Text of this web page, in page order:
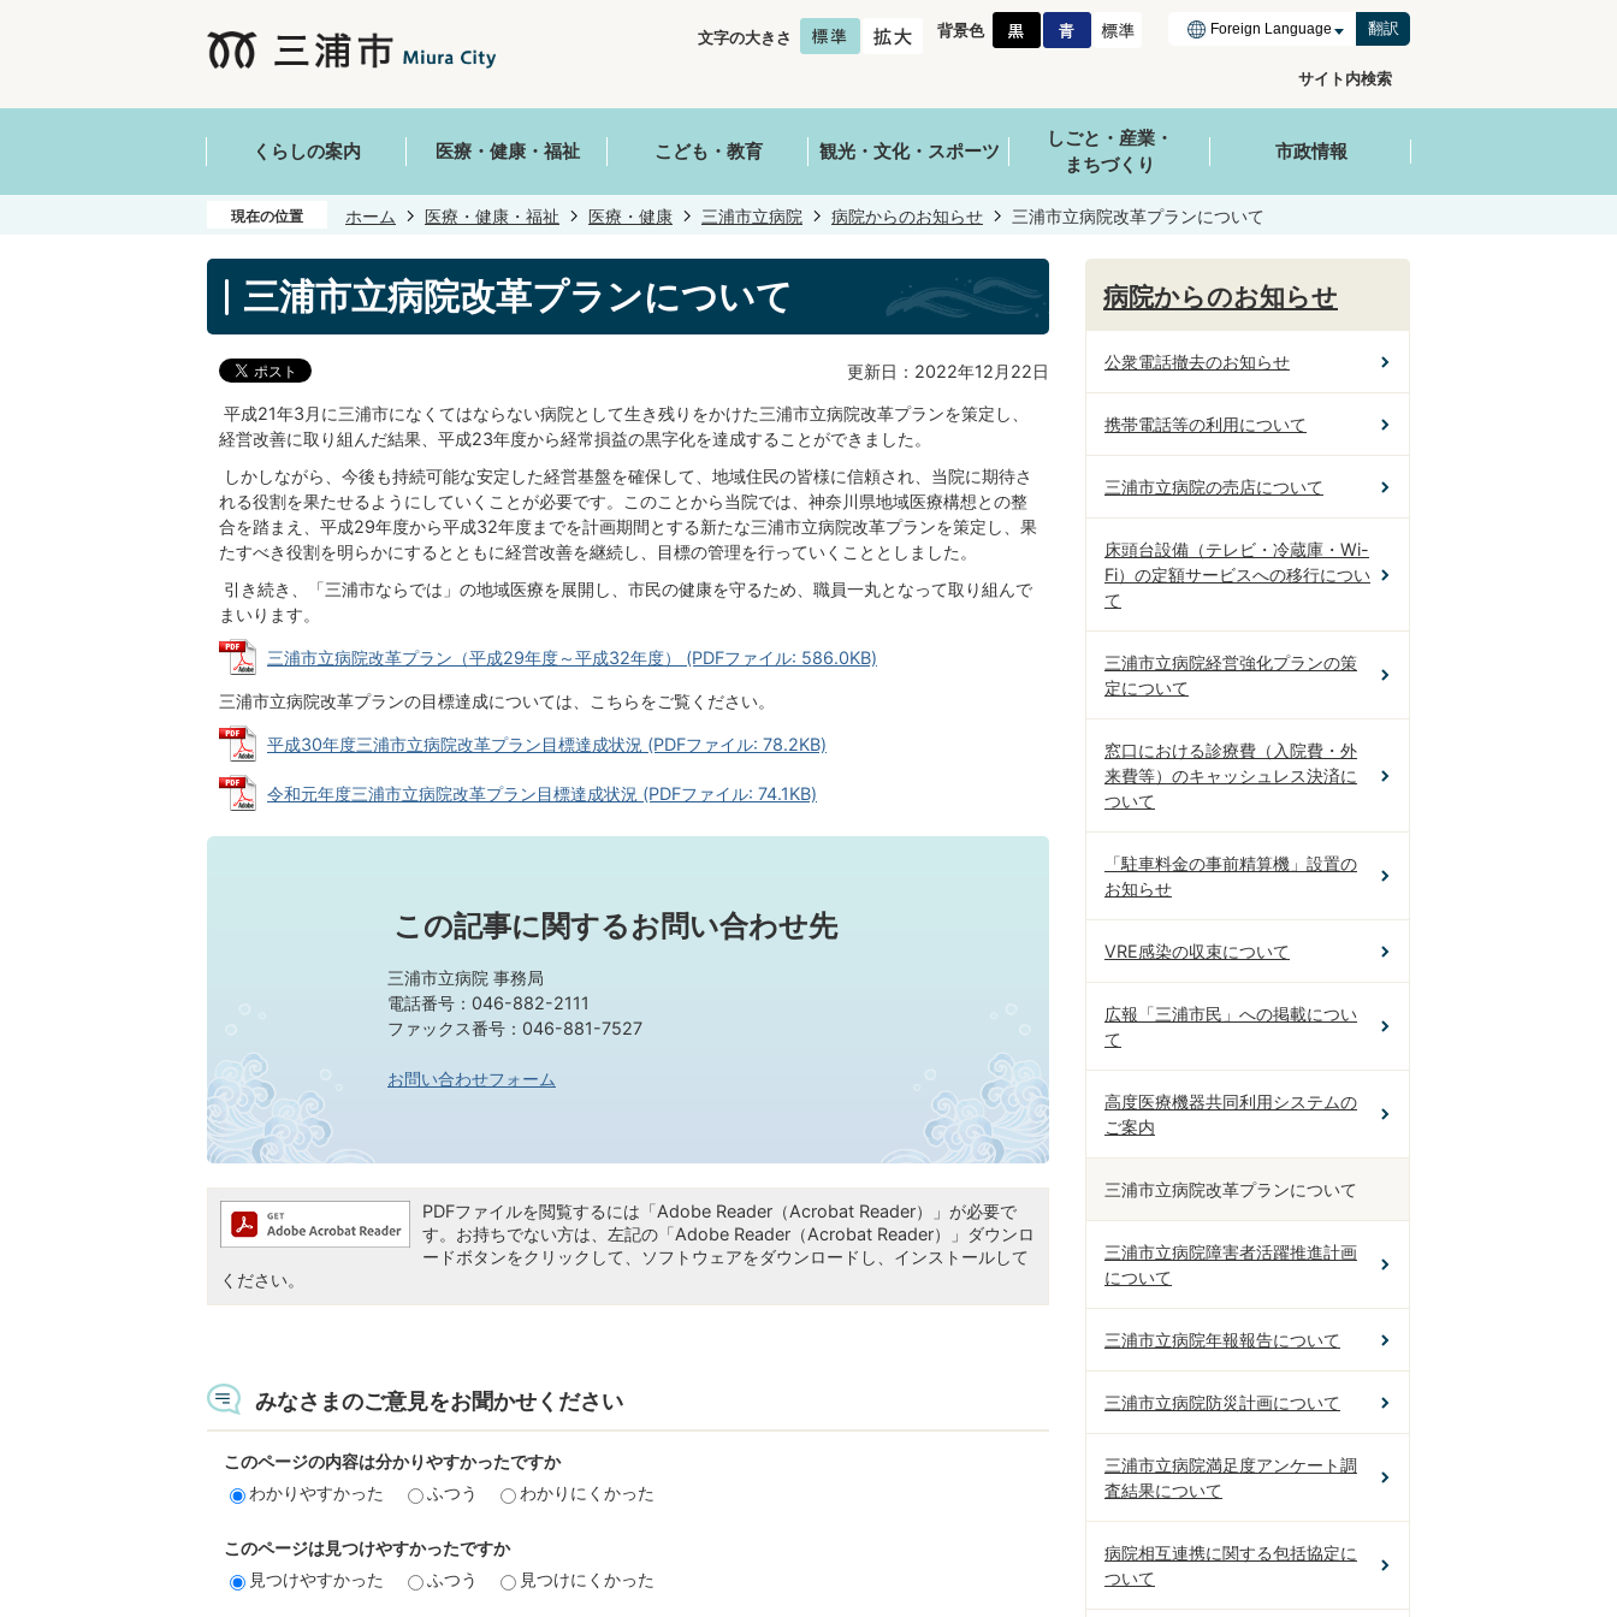
文字の大きさ 背景色 翻訳
サイト内検索
くらしの案内 医療・健康・福祉 こども・教育 観光・文化・スポーツ
しごと・産業・
まちづくり
市政情報
現在の位置 ホーム 医療・健康・福祉 医療・健康 三浦市立病院 病院からのお知らせ 三浦市立病院改革プランについて
三浦市立病院改革プランについて
更新日：2022年12月22日
平成21年3月に三浦市になくてはならない病院として生き残りをかけた三浦市立病院改革プランを策定し、
経営改善に取り組んだ結果、平成23年度から経常損益の黒字化を達成することができました。
しかしながら、今後も持続可能な安定した経営基盤を確保して、地域住民の皆様に信頼され、当院に期待さ
れる役割を果たせるようにしていくことが必要です。このことから当院では、神奈川県地域医療構想との整
合を踏まえ、平成29年度から平成32年度までを計画期間とする新たな三浦市立病院改革プランを策定し、果
たすべき役割を明らかにするとともに経営改善を継続し、目標の管理を行っていくこととしました。
引き続き、「三浦市ならでは」の地域医療を展開し、市民の健康を守るため、職員一丸となって取り組んで
まいります。
三浦市立病院改革プラン（平成29年度～平成32年度） (PDFファイル: 586.0KB)
三浦市立病院改革プランの目標達成については、こちらをご覧ください。
平成30年度三浦市立病院改革プラン目標達成状況 (PDFファイル: 78.2KB)
令和元年度三浦市立病院改革プラン目標達成状況 (PDFファイル: 74.1KB)
この記事に関するお問い合わせ先
三浦市立病院 事務局
電話番号：046-882-2111
ファックス番号：046-881-7527
お問い合わせフォーム
PDFファイルを閲覧するには「Adobe Reader（Acrobat Reader）」が必要で
す。お持ちでない方は、左記の「Adobe Reader（Acrobat Reader）」ダウンロ
ードボタンをクリックして、ソフトウェアをダウンロードし、インストールして
ください。
みなさまのご意見をお聞かせください
このページの内容は分かりやすかったですか
わかりやすかった
ふつう わかりにくかった
このページは見つけやすかったですか
見つけやすかった
ふつう 見つけにくかった
病院からのお知らせ
公衆電話撤去のお知らせ
携帯電話等の利用について
三浦市立病院の売店について
床頭台設備（テレビ・冷蔵庫・Wi-
Fi）の定額サービスへの移行につい
て
三浦市立病院経営強化プランの策
定について
窓口における診療費（入院費・外
来費等）のキャッシュレス決済に
ついて
「駐車料金の事前精算機」設置の
お知らせ
VRE感染の収束について
広報「三浦市民」への掲載につい
て
高度医療機器共同利用システムの
ご案内
三浦市立病院改革プランについて
三浦市立病院障害者活躍推進計画
について
三浦市立病院年報報告について
三浦市立病院防災計画について
三浦市立病院満足度アンケート調
査結果について
病院相互連携に関する包括協定に
ついて